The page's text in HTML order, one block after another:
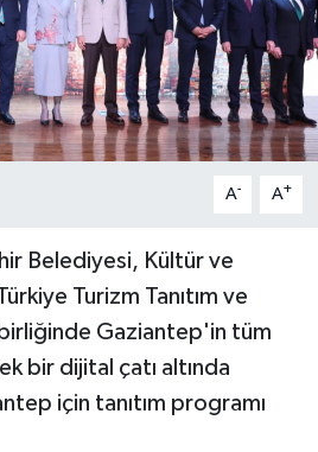
A- A+
Belediyesi, Kültür ve
Turizm Tanıtım ve
Gaziantep'in tüm
bir dijital çatı altında
için tanıtım programı